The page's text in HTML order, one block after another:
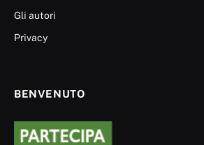
Gli autori
Privacy
BENVENUTO